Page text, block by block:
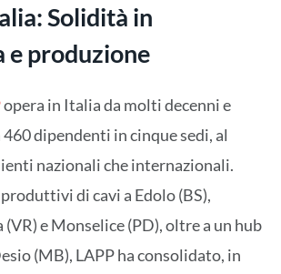
Solidità in
e produzione
opera in Italia da molti decenni e
dipendenti in cinque sedi, al
nazionali che internazionali.
di cavi a Edolo (BS),
(VR) e Monselice (PD), oltre a un hub
(MB), LAPP ha consolidato, in